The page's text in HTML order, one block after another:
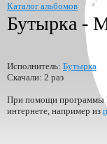
Каталог альбомов
Бутырка -
Исполнитель: Бутырка
Скачали: 2 раз
При помощи программы
интернете, например из